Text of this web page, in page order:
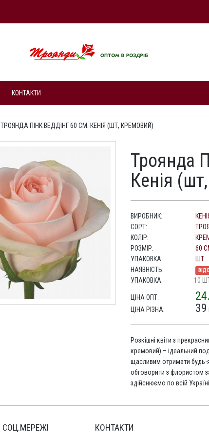
КОНТАКТИ
ТРОЯНДА ПІНК ВЕДДІНГ 60 СМ. КЕНІЯ (ШТ, КРЕМОВИЙ)
Троянда
Кенія
ВИРОБНИК:
СОРТ:
КОЛІР:
РОЗМІР:
60
УПАКОВКА:
ШТ
НАЯВНІСТЬ:
УПАКОВКА: 10
ЦІНА ОПТ:
ЦІНА РІЗНА: 39
Розкішні квіти з
кремовий) – ідеальний
щасливим отримати
обговорити з флористом
здійснюємо по всій
СОЦ.МЕРЕЖІ КОНТАКТИ